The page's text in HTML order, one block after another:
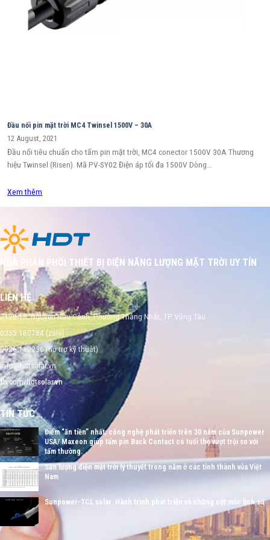
Đầu nối pin mặt trời MC4 Twinsel 1500V – 30A
12 August, 2021
Đầu nối tiêu chuẩn cho tấm pin mặt trời, MC4 conector 1500V 30A Thương
hiệu Twinsel (Risen). Mã PV-SY02 Điện áp tối đa 1500V Dòng…
Xem thêm
NHÀ PHÂN PHỐI THIẾT BỊ ĐIỆN NĂNG LƯỢNG MẶT TRỜI UY TÍN
LIÊN HỆ
212B-18, Nguyễn Hữu Cảnh, Phường Thắng Nhất, TP Vũng Tàu
0335 180784 (zalo)
0926 112236 (hỗ trợ kỹ thuật)
info@hdtsolar.vn
fb.com/hdtsolar.vn
TIN TỨC
Điểm “ăn tiền” nhất, công nghệ phát triển trên 30 năm của Sunpower
USA/ Maxeon giúp tấm pin Back Contact có tuổi thọ vượt trội so với
tấm thường.
Sản lượng điện mặt trời lý thuyết trong năm ở các tỉnh thành vủa Việt
Nam
Sunpower-TCL solar: Hành trình phát triển và những cột mốc lịch sử